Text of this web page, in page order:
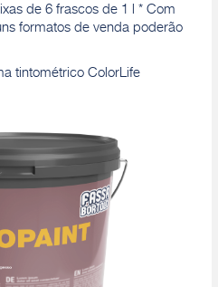
de 6 frascos de 1 l * Com
formatos de venda poderão
tintométrico ColorLife